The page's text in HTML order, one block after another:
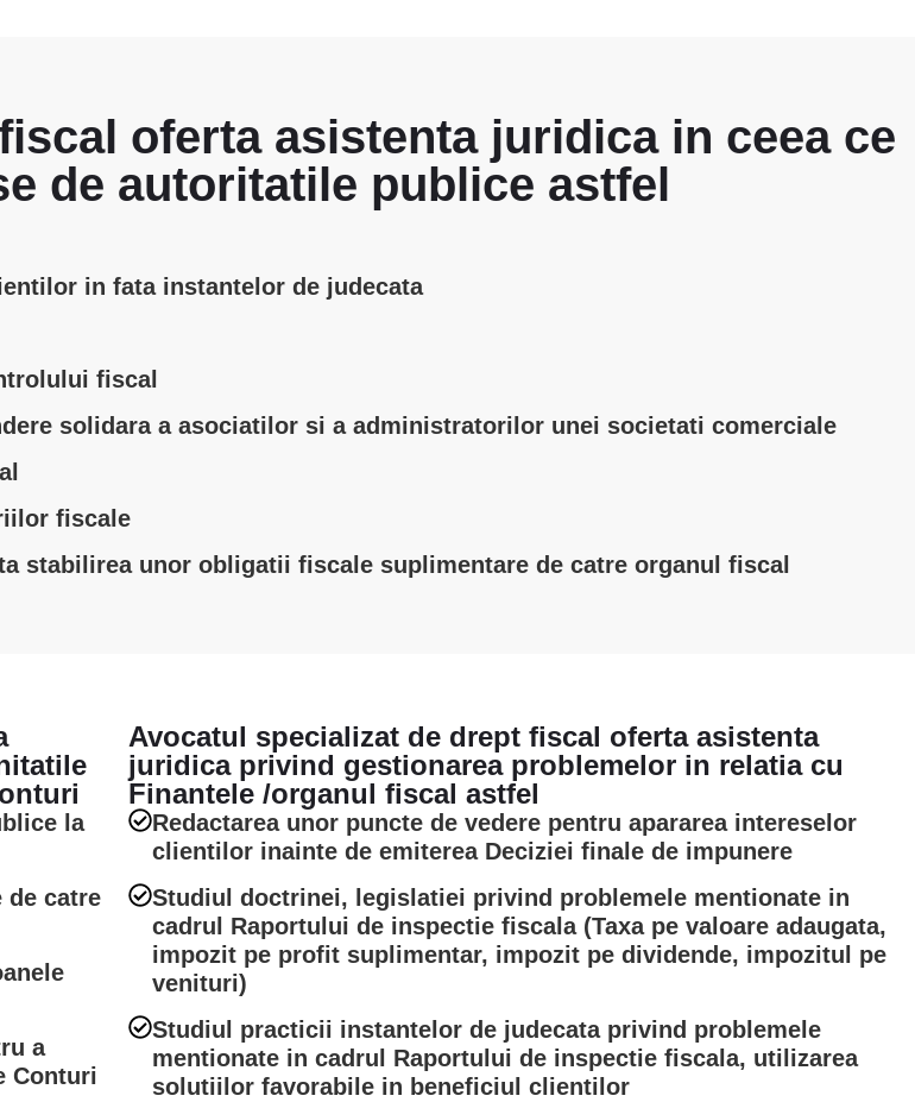
oferta asistenta juridica in ceea ce
de autoritatile publice astfel
in fata instantelor de judecata
fiscal
solidara a asociatilor si a administratorilor unei societati comerciale
fiscale
stabilirea unor obligatii fiscale suplimentare de catre organul fiscal
la
catre
a
Conturi
Avocatul specializat de drept fiscal oferta asistenta
juridica privind gestionarea problemelor in relatia cu
Finantele /organul fiscal astfel
Redactarea unor puncte de vedere pentru apararea intereselor
clientilor inainte de emiterea Deciziei finale de impunere
Studiul doctrinei, legislatiei privind problemele mentionate in
cadrul Raportului de inspectie fiscala (Taxa pe valoare adaugata,
impozit pe profit suplimentar, impozit pe dividende, impozitul pe
venituri)
Studiul practicii instantelor de judecata privind problemele
mentionate in cadrul Raportului de inspectie fiscala, utilizarea
solutiilor favorabile in beneficiul clientilor